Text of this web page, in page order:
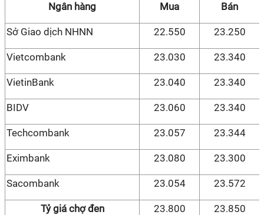
Ngân hàng Mua Bán
Sở Giao dịch NHNN 22.550 23.250
Vietcombank 23.030 23.340
VietinBank 23.040 23.340
BIDV 23.060 23.340
Techcombank 23.057 23.344
Eximbank 23.080 23.300
Sacombank 23.054 23.572
Tỷ giá chợ đen 23.800 23.850